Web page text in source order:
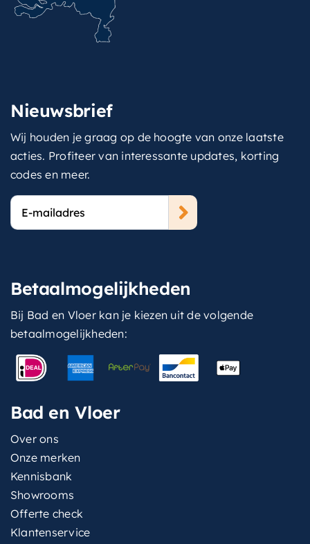
Nieuwsbrief
Wij houden je graag op de hoogte van onze laatste
acties. Profiteer van interessante updates, korting
codes en meer.
E-
mailadres
Betaalmogelijkheden
Bij Bad en Vloer kan je kiezen uit de volgende
betaalmogelijkheden:
Bad en Vloer
Over ons
Onze merken
Kennisbank
Showrooms
Offerte check
Klantenservice